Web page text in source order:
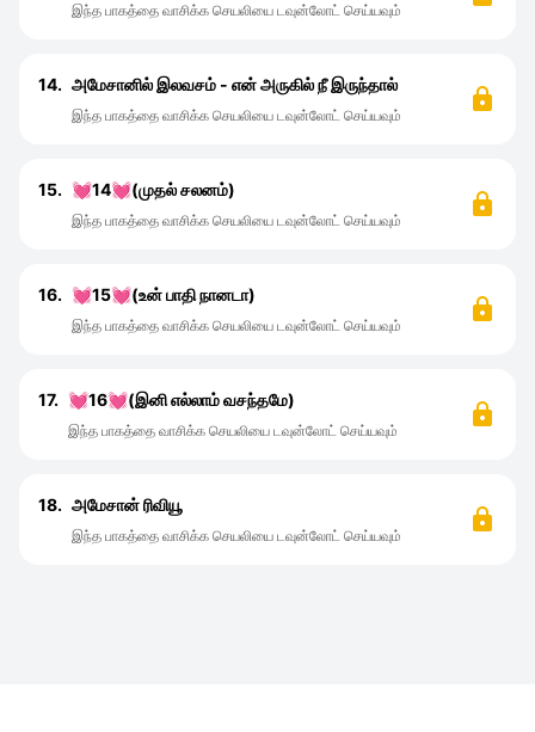
இந்த பாகத்தை வாசிக்க செயலியை டவுன்லோட் செய்யவும்
14. அமேசானில் இலவசம் - என் அருகில் நீ இருந்தால்
இந்த பாகத்தை வாசிக்க செயலியை டவுன்லோட் செய்யவும்
15. 💓14💓(முதல் சலனம்)
இந்த பாகத்தை வாசிக்க செயலியை டவுன்லோட் செய்யவும்
16. 💓15💓(உன் பாதி நானடா)
இந்த பாகத்தை வாசிக்க செயலியை டவுன்லோட் செய்யவும்
17. 💓16💓(இனி எல்லாம் வசந்தமே)
இந்த பாகத்தை வாசிக்க செயலியை டவுன்லோட் செய்யவும்
18. அமேசான் ரிவியூ
இந்த பாகத்தை வாசிக்க செயலியை டவுன்லோட் செய்யவும்